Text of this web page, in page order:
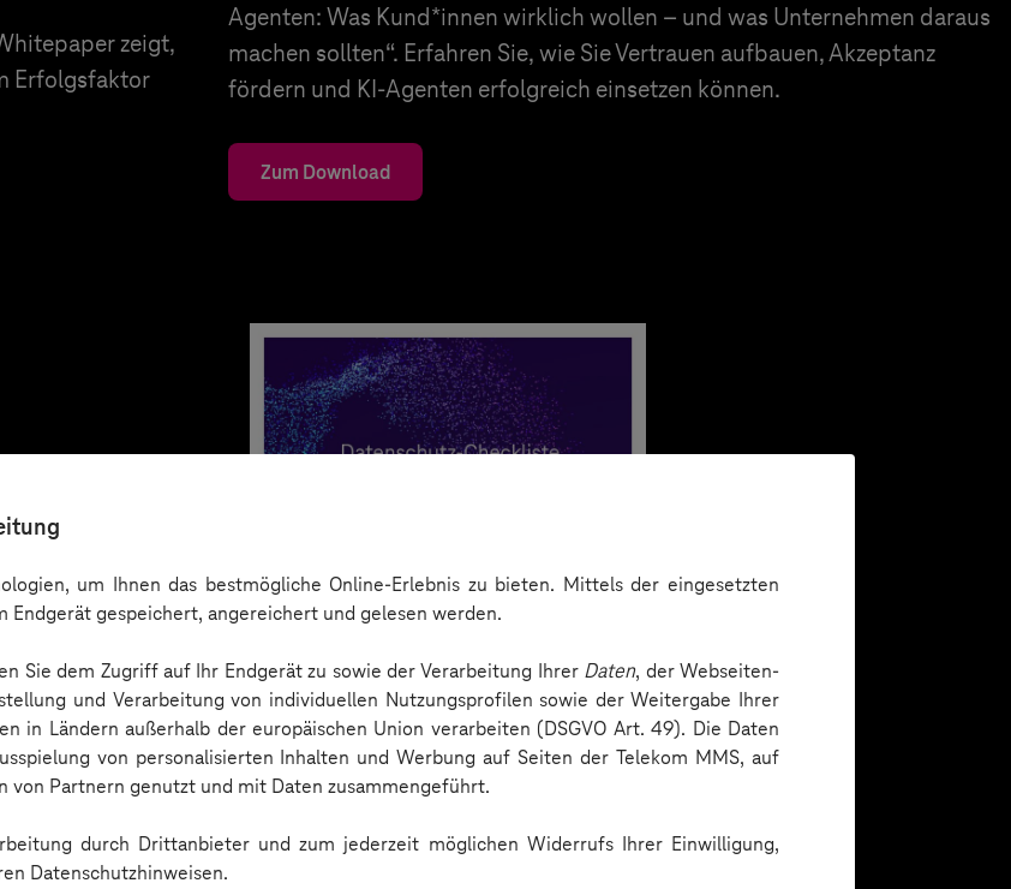
um Ihnen das bestmögliche Online-Erlebnis zu bieten. Mittels der eingesetzten
gespeichert, angereichert und gelesen werden.
Sie dem Zugriff auf Ihr Endgerät zu sowie der Verarbeitung Ihrer Daten, der Webseiten-
und Verarbeitung von individuellen Nutzungsprofilen sowie der Weitergabe Ihrer
in Ländern außerhalb der europäischen Union verarbeiten (DSGVO Art. 49). Die Daten
von personalisierten Inhalten und Werbung auf Seiten der Telekom MMS, auf
von Partnern genutzt und mit Daten zusammengeführt.
durch Drittanbieter und zum jederzeit möglichen Widerrufs Ihrer Einwilligung,
Datenschutzhinweisen.
zeigt,
Erfolgsfaktor
Agenten: Was Kund*innen wirklich wollen – und was Unternehmen daraus
machen sollten“. Erfahren Sie, wie Sie Vertrauen aufbauen, Akzeptanz
fördern und KI-Agenten erfolgreich einsetzen können.
Zum Download
Checkliste